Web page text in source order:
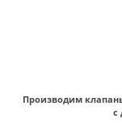
Производим
с